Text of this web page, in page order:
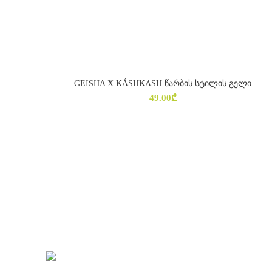
ᲕᲠᲪᲚᲐᲓ
GEISHA X KÁSHKASH წარბის სტილის გელი
49.00₾